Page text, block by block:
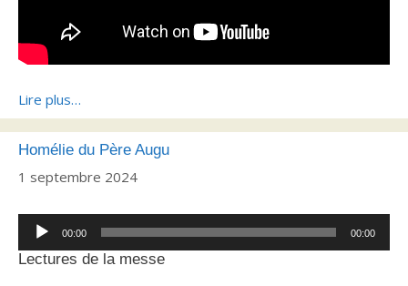
Lire plus…
Homélie du Père Augu
1 septembre 2024
Lecteur
audio
00:00 00:00
Lectures de la messe